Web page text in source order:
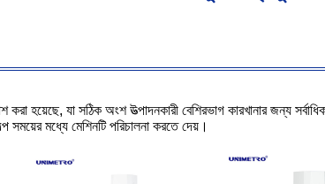
করা হয়েছে, যা সঠিক অংশ উত্পাদনকারী বেশিরভাগ কারখানার জন্য
সময়ের মধ্যে মেশিনটি পরিচালনা করতে দেয়।